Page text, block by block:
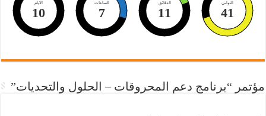
الايام
10
الساعات
7
الدقائق
11
الثواني
40
مؤتمر “برنامج دعم المحروقات – الحلول والتحديات”